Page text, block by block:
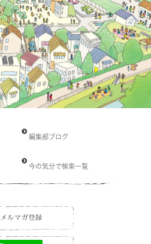
編集部ブログ
今の気分で検索一覧